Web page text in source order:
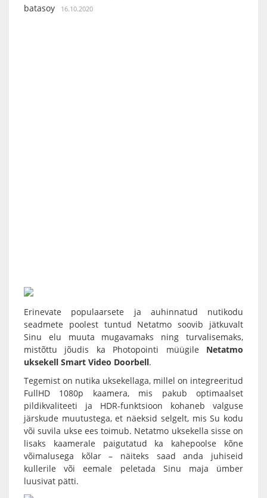
batasoy 16.10.2020
Erinevate populaarsete ja auhinnatud nutikodu
seadmete poolest tuntud Netatmo soovib jätkuvalt
Sinu elu muuta mugavamaks ning turvalisemaks,
mistõttu jõudis ka Photopointi müügile Netatmo
uksekell Smart Video Doorbell.
Tegemist on nutika uksekellaga, millel on integreeritud
FullHD 1080p kaamera, mis pakub optimaalset
pildikvaliteeti ja HDR-funktsioon kohaneb valguse
järskude muutustega, et näeksid selgelt, mis Su kodu
või suvila ukse ees toimub. Netatmo uksekella sisse on
lisaks kaamerale paigutatud ka kahepoolse kõne
võimalusega kõlar – näiteks saad anda juhiseid
kullerile või eemale peletada Sinu maja ümber
luusivat pätti.